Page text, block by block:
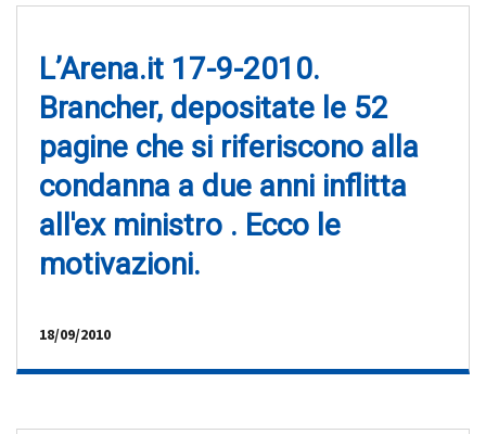
L’Arena.it 17-9-2010.
Brancher, depositate le 52
pagine che si riferiscono alla
condanna a due anni inflitta
all'ex ministro . Ecco le
motivazioni.
18/09/2010